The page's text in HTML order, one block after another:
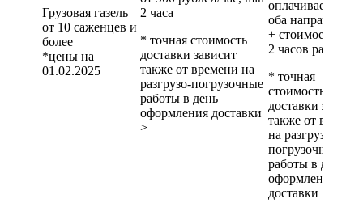
Грузовая газель
от 10 саженцев и
более
*цены на
01.02.2025
2 часа
* точная стоимость
доставки зависит
также от времени на
разгрузо-погрузочные
работы в день
оформления доставки
>
оплачивается в
оба направления
+ стоимость min
2 часов работы)
* точная
стоимость
доставки
также от
на разгрузо-
погрузочные
работы в день
оформления
доставки